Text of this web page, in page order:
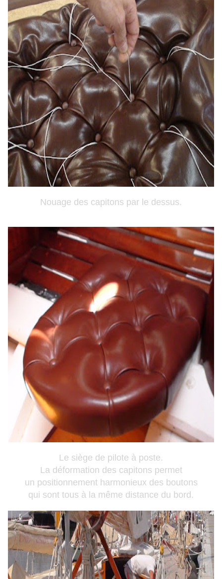
Nouage des capitons par le dessus.
Le siège de pilote à poste.
La déformation des capitons permet
un positionnement harmonieux des boutons
qui sont tous à la même distance du bord.